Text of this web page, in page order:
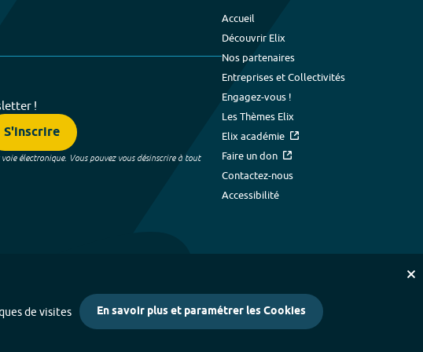
!
S'inscrire
électronique. Vous pouvez vous désinscrire à tout
Accueil
Découvrir Elix
Nos partenaires
Entreprises et Collectivités
Engagez-vous !
Les Thèmes Elix
Elix académie
Faire un don
Contactez-nous
Accessibilité
de visites En savoir plus et paramétrer les Cookies